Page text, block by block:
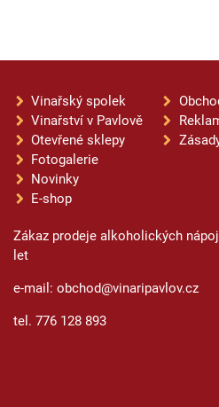
Vinařský spolek
Vinařství v Pavlově
Otevřené sklepy
Fotogalerie
Novinky
E-shop
Zákaz prodeje alkoholických
let
e-mail: obchod@vinaripavlov.cz
tel. 776 128 893